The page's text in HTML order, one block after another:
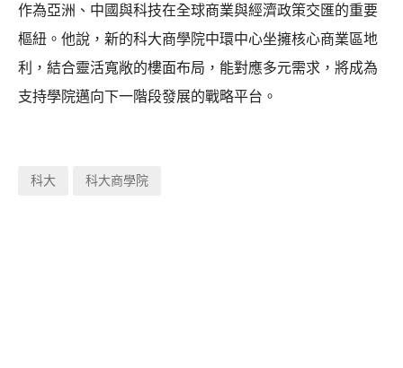
作為亞洲、中國與科技在全球商業與經濟政策交匯的重要
樞紐。他說，新的科大商學院中環中心坐擁核心商業區地
利，結合靈活寬敞的樓面布局，能對應多元需求，將成為
支持學院邁向下一階段發展的戰略平台。
科大 科大商學院